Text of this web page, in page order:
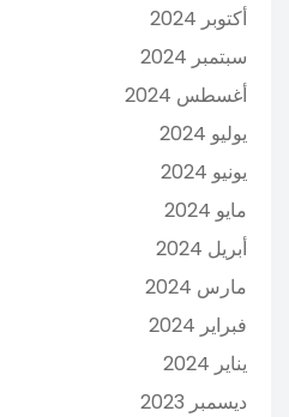
أكتوبر 2024
سبتمبر 2024
أغسطس 2024
يوليو 2024
يونيو 2024
مايو 2024
أبريل 2024
مارس 2024
فبراير 2024
يناير 2024
ديسمبر 2023